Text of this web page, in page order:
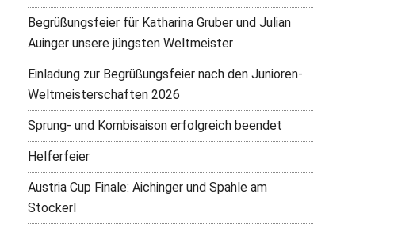
Begrüßungsfeier für Katharina Gruber und Julian
Auinger unsere jüngsten Weltmeister
Einladung zur Begrüßungsfeier nach den Junioren-
Weltmeisterschaften 2026
Sprung- und Kombisaison erfolgreich beendet
Helferfeier
Austria Cup Finale: Aichinger und Spahle am
Stockerl